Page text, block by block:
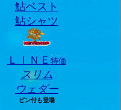
鮎ベスト
鮎シャツ
ＬＩＮＥ 特価
スリム
ウェダー
ピン付も登場